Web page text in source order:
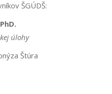
ŠGÚDŠ:
úlohy
Štúra